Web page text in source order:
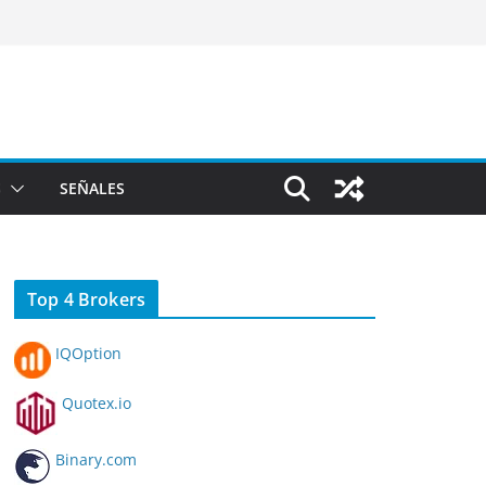
SEÑALES
Top 4 Brokers
IQOption
Quotex.io
Binary.com